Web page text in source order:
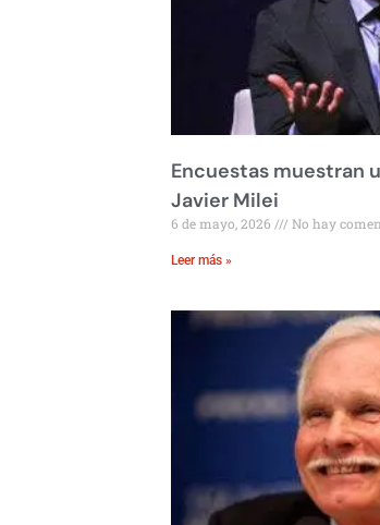
Encuestas muestran
Javier Milei
6 de mayo, 2026 No hay
Leer más »